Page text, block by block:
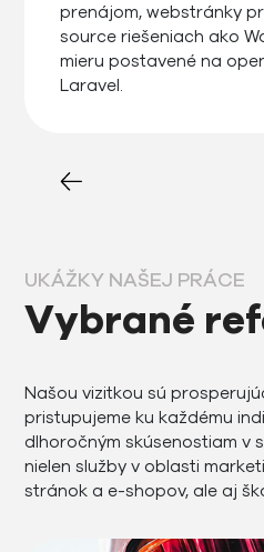
prenájom, webstránky
source riešeniach ako
mieru postavené na
Laravel.
UKÁŽKY NAŠEJ PRÁCE
Vybrané
Našou vizitkou sú
pristupujeme ku každému
dlhoročným skúsenostiam v
nielen služby v oblasti
stránok a e-shopov, ale aj